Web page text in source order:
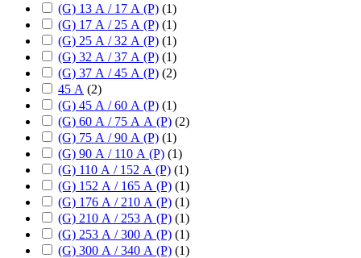
(G) 13 А / 17 А (P) (1)
(G) 17 А / 25 А (P) (1)
(G) 25 А / 32 А (P) (1)
(G) 32 А / 37 А (P) (1)
(G) 37 А / 45 А (P) (2)
45 А (2)
(G) 45 А / 60 А (P) (1)
(G) 60 А / 75 А А (P) (2)
(G) 75 А / 90 А (P) (1)
(G) 90 А / 110 А (P) (1)
(G) 110 А / 152 А (P) (1)
(G) 152 А / 165 А (P) (1)
(G) 176 А / 210 А (P) (1)
(G) 210 А / 253 А (P) (1)
(G) 253 А / 300 А (P) (1)
(G) 300 А / 340 А (P) (1)